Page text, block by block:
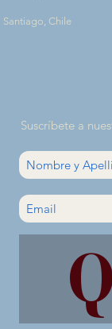
Santiago, Chile
Suscríbete a